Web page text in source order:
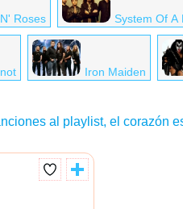
Roses System Of A
Iron Maiden
al playlist, el corazón